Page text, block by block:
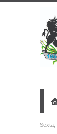
Sexta,